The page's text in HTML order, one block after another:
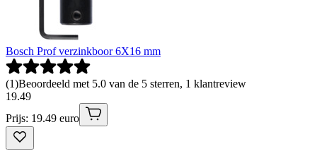
Bosch Prof verzinkboor 6X16 mm
(1)Beoordeeld met 5.0 van de 5 sterren, 1 klantreview
19.49
Prijs: 19.49 euro